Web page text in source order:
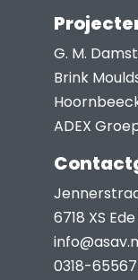
G. M.
Brink
ADEX
6718 XS
0318-